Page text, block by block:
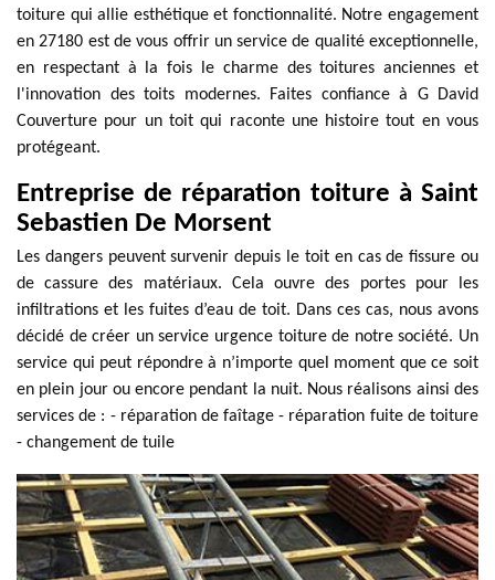
toiture qui allie esthétique et fonctionnalité. Notre engagement
en 27180 est de vous offrir un service de qualité exceptionnelle,
en respectant à la fois le charme des toitures anciennes et
l'innovation des toits modernes. Faites confiance à G David
Couverture pour un toit qui raconte une histoire tout en vous
protégeant.
Entreprise de réparation toiture à Saint
Sebastien De Morsent
Les dangers peuvent survenir depuis le toit en cas de fissure ou
de cassure des matériaux. Cela ouvre des portes pour les
infiltrations et les fuites d’eau de toit. Dans ces cas, nous avons
décidé de créer un service urgence toiture de notre société. Un
service qui peut répondre à n’importe quel moment que ce soit
en plein jour ou encore pendant la nuit. Nous réalisons ainsi des
services de : - réparation de faîtage - réparation fuite de toiture
- changement de tuile